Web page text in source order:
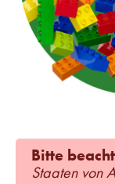
Bitte
Staaten von